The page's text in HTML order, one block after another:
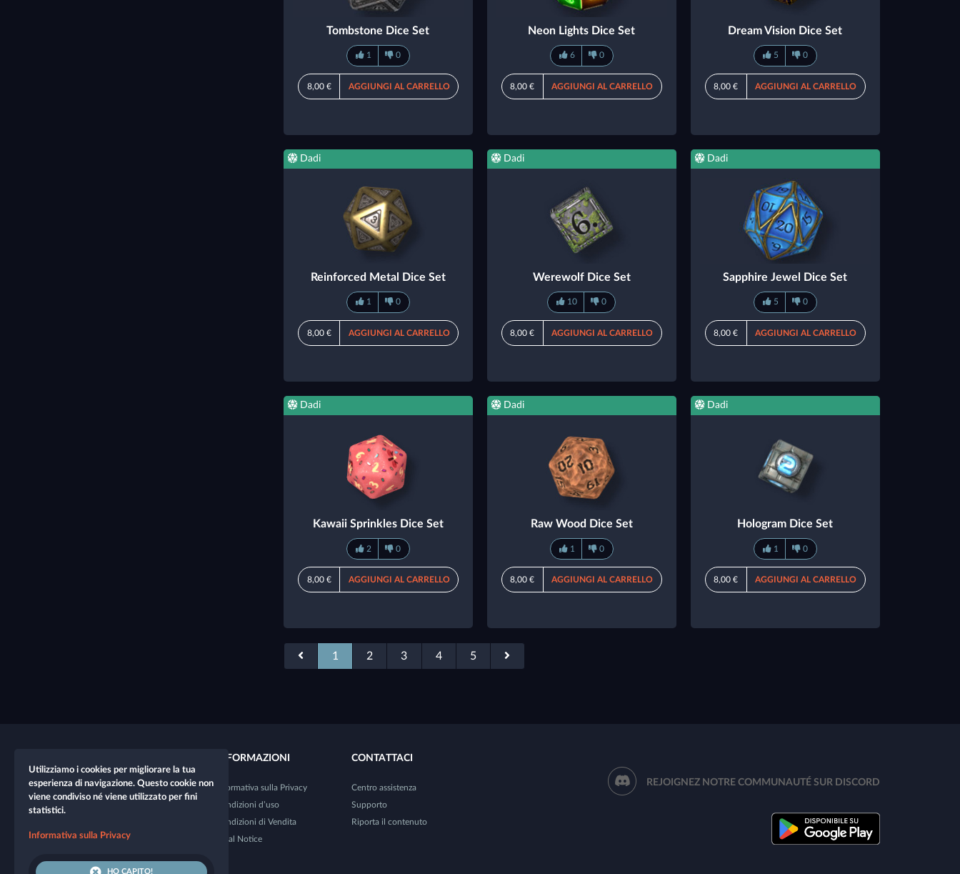
Tombstone Dice Set
1 0
8,00 € AGGIUNGI AL CARRELLO
Neon Lights Dice Set
6 0
8,00 € AGGIUNGI AL CARRELLO
Dream Vision Dice Set
5 0
8,00 € AGGIUNGI AL CARRELLO
Dadi
Reinforced Metal Dice Set
1 0
8,00 € AGGIUNGI AL CARRELLO
Dadi
Werewolf Dice Set
10 0
8,00 € AGGIUNGI AL CARRELLO
Dadi
Sapphire Jewel Dice Set
5 0
8,00 € AGGIUNGI AL CARRELLO
Dadi
Kawaii Sprinkles Dice Set
2 0
8,00 € AGGIUNGI AL CARRELLO
Dadi
Raw Wood Dice Set
1 0
8,00 € AGGIUNGI AL CARRELLO
Dadi
Hologram Dice Set
1 0
8,00 € AGGIUNGI AL CARRELLO
1 2 3 4 5
Nuovo personaggio
Dice Tester
INFORMAZIONI
Informativa sulla Privacy
Condizioni d’uso
Condizioni di Vendita
Legal Notice
CONTATTACI
Centro assistenza
Supporto
Riporta il contenuto
REJOIGNEZ NOTRE COMMUNAUTÉ SUR DISCORD
Utilizziamo i cookies per migliorare la tua
esperienza di navigazione. Questo cookie non
viene condiviso né viene utilizzato per fini
statistici.
Informativa sulla Privacy
HO CAPITO!